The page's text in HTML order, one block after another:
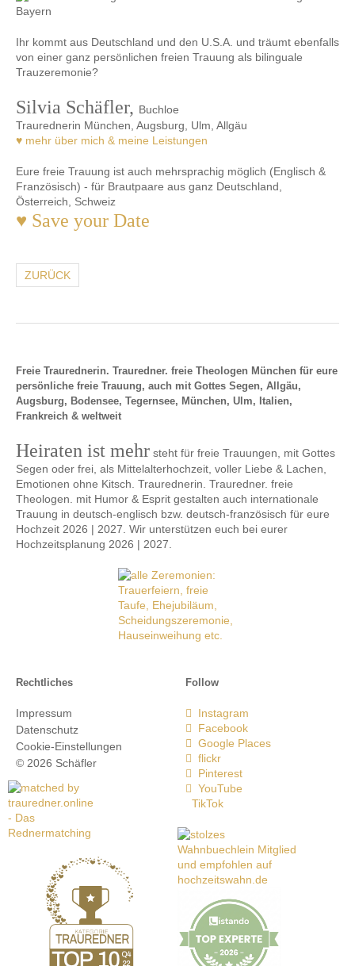
Ihr kommt aus Deutschland und den U.S.A. und träumt ebenfalls
von einer ganz persönlichen freien Trauung als bilinguale
Trauzeremonie?
Silvia Schäfler, Buchloe
Traurednerin München, Augsburg, Ulm, Allgäu
♥ mehr über mich & meine Leistungen
Eure freie Trauung ist auch mehrsprachig möglich (Englisch &
Französisch) - für Brautpaare aus ganz Deutschland,
Österreich, Schweiz
♥ Save your Date
ZURÜCK
Rechtliches
Impressum
Datenschutz
Cookie-Einstellungen
© 2026 Schäfler
Freie Traurednerin. Trauredner. freie Theologen München für eure
persönliche freie Trauung, auch mit Gottes Segen, Allgäu,
Augsburg, Bodensee, Tegernsee, München, Ulm, Italien,
Frankreich & weltweit
Heiraten ist mehr steht für freie Trauungen, mit Gottes
Segen oder frei, als Mittelalterhochzeit, voller Liebe & Lachen,
Emotionen ohne Kitsch. Traurednerin. Trauredner. freie
Theologen. mit Humor & Esprit gestalten auch internationale
Trauung in deutsch-englisch bzw. deutsch-französisch für eure
Hochzeit 2026 | 2027. Wir unterstützen euch bei eurer
Hochzeitsplanung 2026 | 2027.
Follow
Instagram
Facebook
Google Places
flickr
Pinterest
YouTube
TikTok